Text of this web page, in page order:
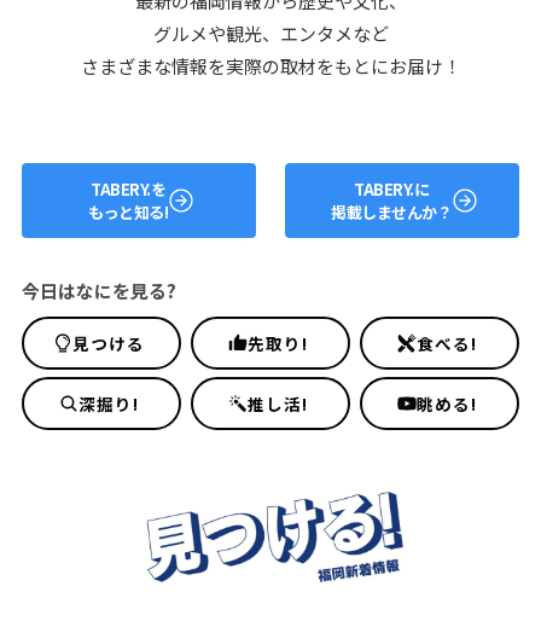
グルメや観光、エンタメなど
さまざまな情報を実際の取材をもとにお届け！
TABERY.を
もっと知る!
TABERY.に
掲載しませんか？
今日はなにを見る?
見つける
深掘り!
先取り!
推し活!
食べる!
眺める!